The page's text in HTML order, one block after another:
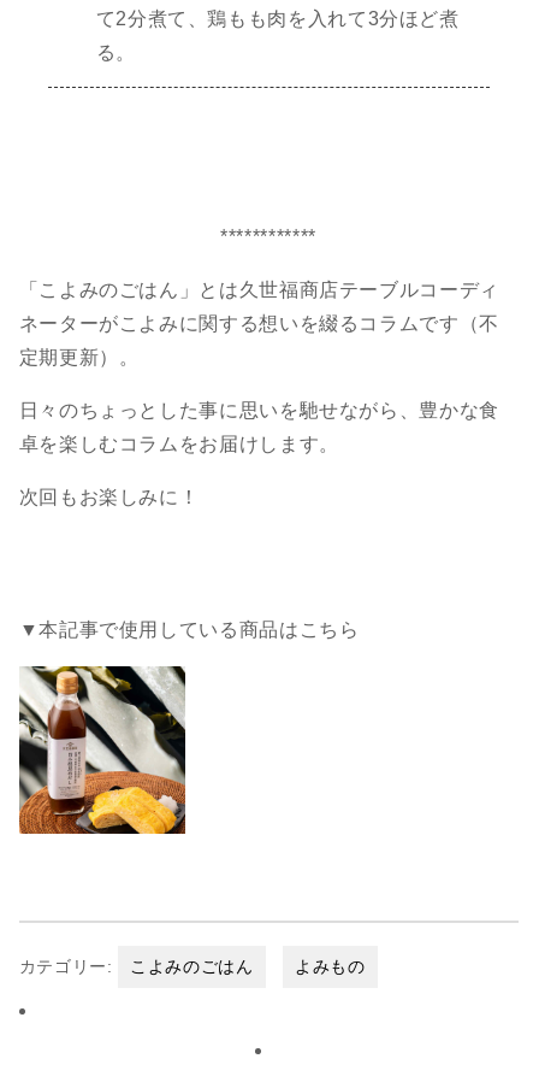
て2分煮て、鶏もも肉を入れて3分ほど煮
る。
************
「こよみのごはん」とは久世福商店テーブルコーディ
ネーターがこよみに関する想いを綴るコラムです（不
定期更新）。
日々のちょっとした事に思いを馳せながら、豊かな食
卓を楽しむコラムをお届けします。
次回もお楽しみに！
▼本記事で使用している商品はこちら
カテゴリー: こよみのごはん よみもの